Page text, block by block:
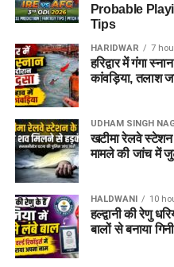
अन्य पहचान संबंधी
तीनों आरोपियों का
पुलिस के मुताबिक, गिरफ्तार किए गए
हैं। उनके खिलाफ
गिरफ्तार आरोपियों के
सोनू सैनी— निवासी
सोनू शर्मा
Probable
Tips
HARIDWAR 7
हरिद्वार में गंगा
कांवड़िया, तलाश
UDHAM SINGH
खटीमा रेलवे
मामले की जांच में
HALDWANI 10
हल्द्वानी की रेणु
बालों से बनाया